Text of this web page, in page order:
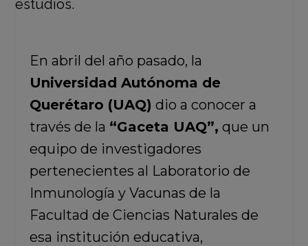
En abril del año pasado, la
Universidad Autónoma de
Querétaro (UAQ) dio a conocer a
través de la “Gaceta UAQ”, que un
equipo de investigadores
pertenecientes al Laboratorio de
Inmunología y Vacunas de la
Facultad de Ciencias Naturales de
esa institución educativa,